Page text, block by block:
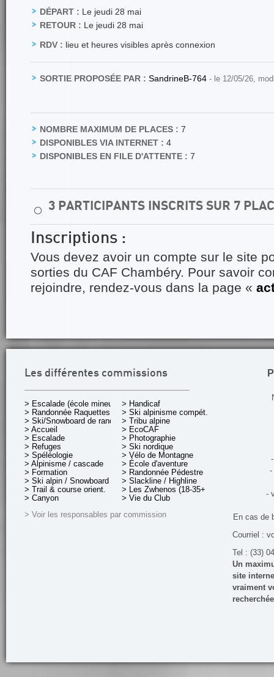
DÉPART : Le jeudi 28 mai
RETOUR : Le jeudi 28 mai
RDV : lieu et heures visibles après connexion
SORTIE PROPOSÉE PAR : SandrineB-764 - le 12/05/26,
NOMBRE MAXIMUM DE PLACES : 7
DISPONIBLES VIA INTERNET : 4
DISPONIBLES EN FILE D'ATTENTE : 7
⚪ 3 PARTICIPANTS INSCRITS SUR 7
Inscriptions :
Vous devez avoir un compte sur le site
sorties du CAF Chambéry. Pour savoir
rejoindre, rendez-vous dans la page «
Les différentes commissions
> Escalade (école mineurs)
> Randonnée Raquettes
> Ski/Snowboard de rando.
> Accueil
> Escalade
> Refuges
> Spéléologie
> Alpinisme / cascade
> Formation
> Ski alpin / Snowboard
> Trail & course orient.
> Canyon
> Handicaf
> Ski alpinisme compét.
> Tribu alpine
> EcoCAF
> Photographie
> Ski nordique
> Vélo de Montagne
> École d'aventure
> Randonnée Pédestre
> Slackline / Highline
> Les Zwhenos (18-35+ ans)
> Vie du Club
> Voir les responsables par commission
-
-
En cas de
Courriel :
Tel : (33)
Un
site
vraiment